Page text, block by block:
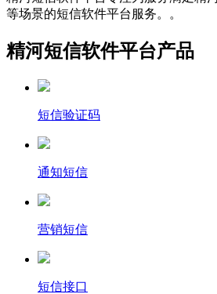
等场景的短信软件平台服务。。
精河短信软件平台产品
短信验证码
通知短信
营销短信
短信接口